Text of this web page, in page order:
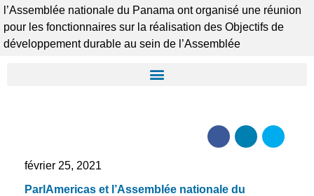
l’Assemblée nationale du Panama ont organisé une réunion
pour les fonctionnaires sur la réalisation des Objectifs de
développement durable au sein de l’Assemblée
février 25, 2021
ParlAmericas et l’Assemblée nationale du